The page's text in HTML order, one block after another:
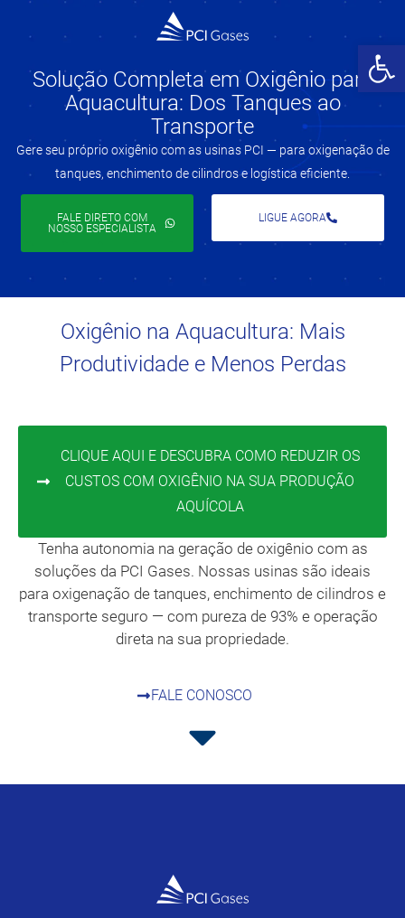
Solução Completa em Oxigênio para
Aquacultura: Dos Tanques ao
Transporte
Gere seu próprio oxigênio com as usinas PCI — para oxigenação de
tanques, enchimento de cilindros e logística eficiente.
FALE DIRETO COM
NOSSO ESPECIALISTA
LIGUE AGORA
Oxigênio na Aquacultura: Mais
Produtividade e Menos Perdas
CLIQUE AQUI E DESCUBRA COMO REDUZIR OS
CUSTOS COM OXIGÊNIO NA SUA PRODUÇÃO
AQUÍCOLA
Tenha autonomia na geração de oxigênio com as
soluções da PCI Gases. Nossas usinas são ideais
para oxigenação de tanques, enchimento de cilindros e
transporte seguro — com pureza de 93% e operação
direta na sua propriedade.
FALE CONOSCO
Abrir